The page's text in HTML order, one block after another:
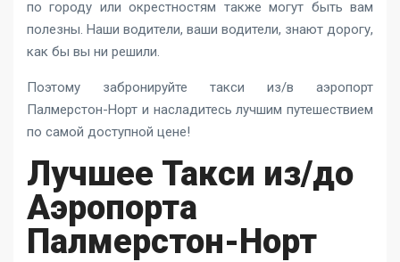
по городу или окрестностям также могут быть вам
полезны. Наши водители, ваши водители, знают дорогу,
как бы вы ни решили.
Поэтому забронируйте такси из/в аэропорт
Палмерстон-Норт и насладитесь лучшим путешествием
по самой доступной цене!
Лучшее Такси из/до
Аэропорта
Палмерстон-Норт